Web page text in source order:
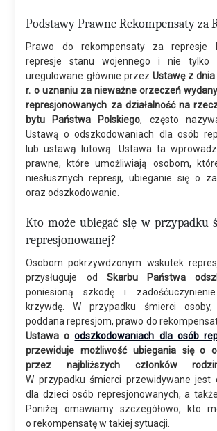
Podstawy Prawne Rekompensaty za
Prawo do rekompensaty za represje
represje stanu wojennego i nie tylko
uregulowane głównie przez Ustawę z
r. o uznaniu za nieważne orzeczeń
represjonowanych za działalność na
bytu Państwa Polskiego, często
Ustawą o odszkodowaniach dla osób
lub ustawą lutową. Ustawa ta
prawne, które umożliwiają osobom,
niesłusznych represji, ubieganie się o
oraz odszkodowanie.
Kto może ubiegać się w przypadku
represjonowanej?
Osobom pokrzywdzonym wskutek
przysługuje od Skarbu Państwa
poniesioną szkodę i
krzywdę. W przypadku śmierci
poddana represjom, prawo do
Ustawa oodszkodowaniach dla osób
przewiduje możliwość ubiegania się o
przez najbliższych członków
W przypadku śmierci przewidywane jest
dla dzieci osób represjonowanych, a
Poniżej omawiamy szczegółowo, kto
o rekompensatę w takiej sytuacji.